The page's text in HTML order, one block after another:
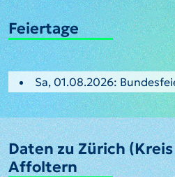
Feiertage
Sa, 01.08.2026:
Daten zu Zürich (Kreis
Affoltern